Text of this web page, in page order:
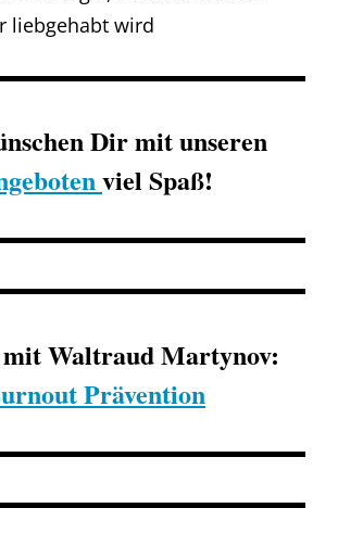
liebgehabt wird
Dir mit unseren
viel Spaß!
mit Waltraud Martynov:
Prävention